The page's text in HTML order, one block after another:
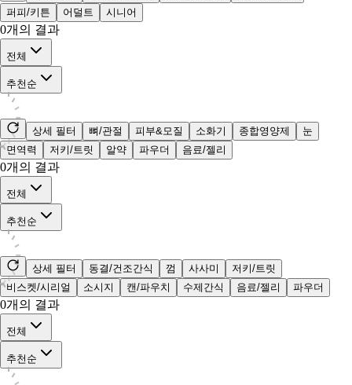
퍼피/키튼
어덜트 시니어
0개의 결과
전체
추천순
상세 필터 뼈/관절 피부&모질 소화기 종합영양제
눈
면역력
저키/트릿 알약 파우더 음료/젤리
0개의 결과
전체
추천순
상세 필터 동결/건조간식 껌 사사미
저키/트릿
비스켓/시리얼
소시지 캔/파우치 수제간식 음료/젤리 파우더
0개의 결과
전체
추천순